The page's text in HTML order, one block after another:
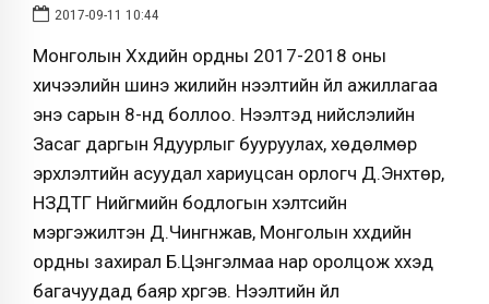
2017-09-11 10:44
Монголын Хүүхдийн ордны 2017-2018 оны
хичээлийн шинэ жилийн нээлтийн үйл ажиллагаа
энэ сарын 8-нд боллоо. Нээлтэд нийслэлийн
Засаг даргын Ядуурлыг бууруулах, хөдөлмөр
эрхлэлтийн асуудал хариуцсан орлогч Д.Энхтөр,
НЗДТГ Нийгмийн бодлогын хэлтсийн
мэргэжилтэн Д.Чингүнжав, Монголын хүүхдийн
ордны захирал Б.Цэнгэлмаа нар оролцож хүүхэд
багачуудад баяр хүргэв. Нээлтийн үйл